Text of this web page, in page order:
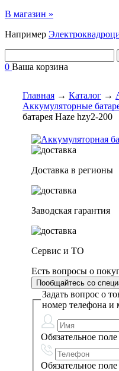
В магазин »
Например
0 Ваша корзина
Главная → Каталог →
Аккумуляторные
батарея Haze hzy2-200
Доставка в регионы
Заводская гарантия
Сервис и ТО
Есть вопросы о
Пообщайтесь со
Задать вопрос о
номер телефона
Обязательное поле
Обязательное поле